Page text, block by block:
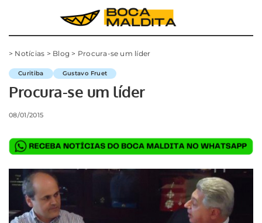
> Notícias > Blog > Procura-se um líder
Curitiba Gustavo Fruet
Procura-se um líder
08/01/2015